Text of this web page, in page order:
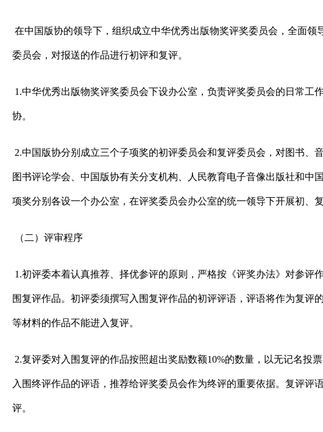
在中国版协的领导下，组织成立中华优秀出版物奖评奖委员会，全面
委员会，对报送的作品进行初评和复评。
1.中华优秀出版物奖评奖委员会下设办公室，负责评奖委员会的日常
协。
2.中国版协分别成立三个子项奖的初评委员会和复评委员会，对图书
图书评论学会、中国版协有关分支机构、人民教育电子音像出版社和
项奖分别各设一个办公室，在评奖委员会办公室的统一领导下开展初、
（二）评审程序
1.初评委本着认真推荐、择优参评的原则，严格按《评奖办法》对参评
围复评作品。初评委须撰写入围复评作品的初评评语，评语将作为复
等材料的作品不能进入复评。
2.复评委对入围复评的作品按照超出奖励数额10%的数量，以无记名投
入围终评作品的评语，推荐给评奖委员会作为终评的重要依据。复评
评。